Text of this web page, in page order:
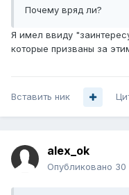
Почему вряд ли?
Я имел ввиду
которые призваны за
Вставить ник
alex_ok
Опубликовано 30